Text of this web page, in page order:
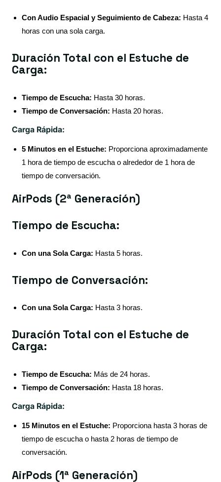
Con Audio Espacial y Seguimiento de Cabeza: Hasta 4
horas con una sola carga.
Duración Total con el Estuche de
Carga:
Tiempo de Escucha: Hasta 30 horas.
Tiempo de Conversación: Hasta 20 horas.
Carga Rápida:
5 Minutos en el Estuche: Proporciona aproximadamente
1 hora de tiempo de escucha o alrededor de 1 hora de
tiempo de conversación.
AirPods (2ª Generación)
Tiempo de Escucha:
Con una Sola Carga: Hasta 5 horas.
Tiempo de Conversación:
Con una Sola Carga: Hasta 3 horas.
Duración Total con el Estuche de
Carga:
Tiempo de Escucha: Más de 24 horas.
Tiempo de Conversación: Hasta 18 horas.
Carga Rápida:
15 Minutos en el Estuche: Proporciona hasta 3 horas de
tiempo de escucha o hasta 2 horas de tiempo de
conversación.
AirPods (1ª Generación)